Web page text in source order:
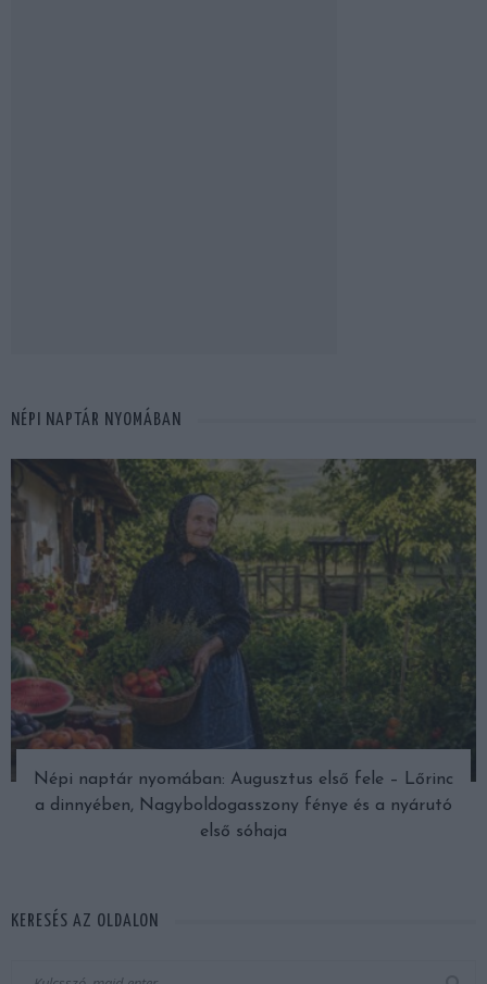
NÉPI NAPTÁR NYOMÁBAN
Népi naptár nyomában: Augusztus első fele – Lőrinc
a dinnyében, Nagyboldogasszony fénye és a nyárutó
első sóhaja
KERESÉS AZ OLDALON